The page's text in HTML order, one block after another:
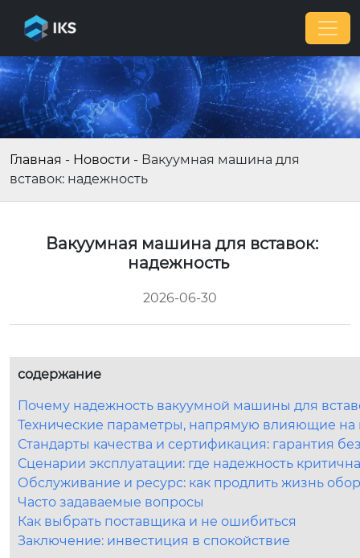
Главная - Новости - Вакуумная машина для
вставок: надежность
Вакуумная машина для вставок:
надежность
2026-06-30
содержание
Почему надежность вакуумной машины для
Технические параметры, напрямую влияющие
Стандарты качества и сертификация: гарантия
Сценарии эксплуатации: где надежность критична
Обслуживание и ресурс: как продлить жизнь
Часто задаваемые вопросы
Как выбрать поставщика и не ошибиться
Заключение: инвестиция в спокойствие